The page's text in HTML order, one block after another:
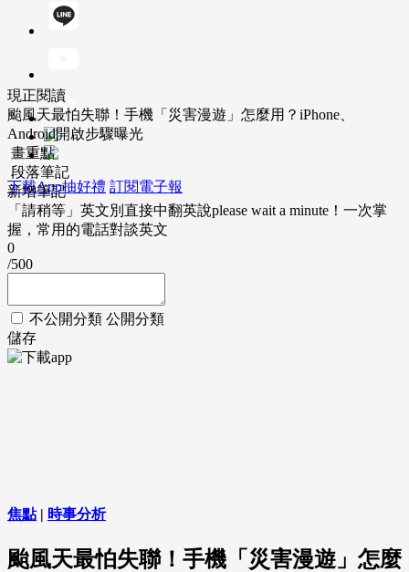
下載App抽好禮 訂閱電子報
現正閱讀
颱風天最怕失聯！手機「災害漫遊」怎麼用？iPhone、
Android開啟步驟曝光
畫重點
段落筆記
新增筆記
「請稍等」英文別直接中翻英說please wait a minute！一次掌
握，常用的電話對談英文
0
/500
不公開分類 公開分類
儲存
焦點| 時事分析
颱風天最怕失聯！手機「災害漫遊」怎麼